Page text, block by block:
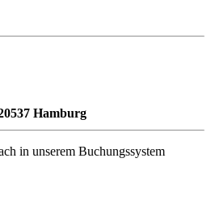
Hamburg
in unserem Buchungssystem